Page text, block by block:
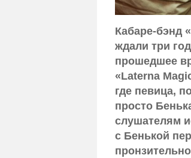
Кабаре-бэнд
ждали три
прошедшее
«Laterna
где певица,
просто
слушателям
с Бенькой